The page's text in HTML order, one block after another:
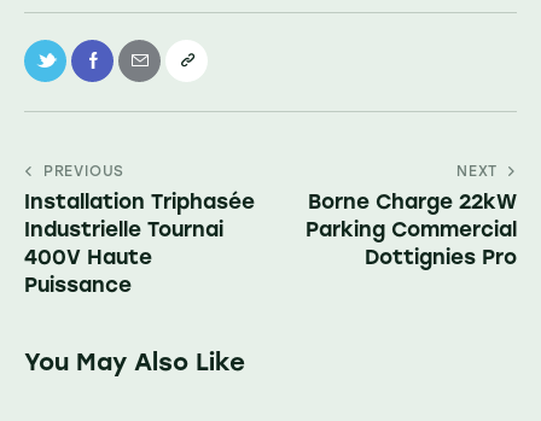
PREVIOUS
Installation Triphasée
Industrielle Tournai
400V Haute
Puissance
NEXT
Borne Charge 22kW
Parking Commercial
Dottignies Pro
You May Also Like